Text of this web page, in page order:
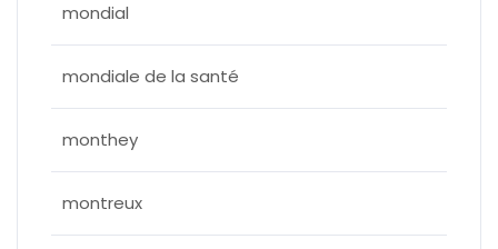
mondial
mondiale de la santé
monthey
montreux